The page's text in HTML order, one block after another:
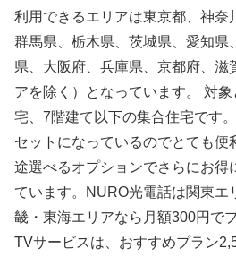
利用できるエリアは東京都、神奈
群馬県、栃木県、茨城県、愛知県
県、大阪府、兵庫県、京都府、滋
アを除く）となっています。 対
宅、7階建て以下の集合住宅です
セットになっているのでとても便
途選べるオプションでさらにお得
ています。NURO光電話は関東エ
畿・東海エリアなら月額300円で
TVサービスは、おすすめプラン